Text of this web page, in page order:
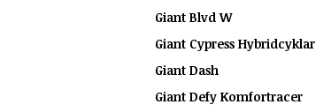
Giant Blvd W
Giant Cypress Hybridcyklar
Giant Dash
Giant Defy Komfortracer